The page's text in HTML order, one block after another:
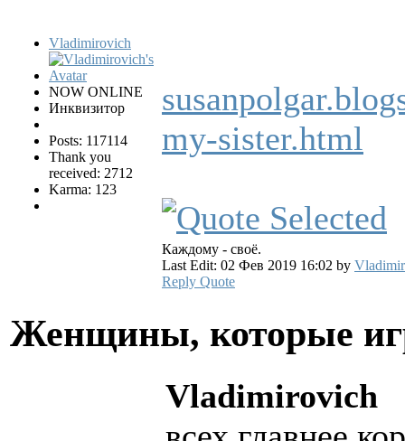
Vladimirovich
NOW ONLINE
Инквизитор
Posts: 117114
Thank you
received: 2712
Karma: 123
my-sister.html
Каждому - своё.
Last Edit: 02 Фев 2019 16:02 by
Reply Quote
Женщины, которые
Vladimirovich